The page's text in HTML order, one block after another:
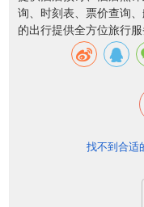
询、时刻表、票价查询
的出行提供全方位旅行服
找不到合适